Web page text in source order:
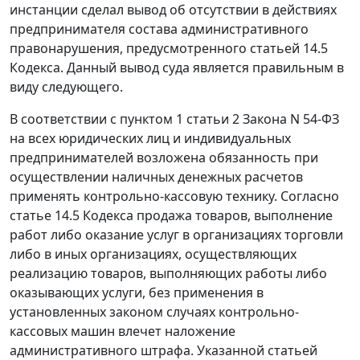
инстанции сделал вывод об отсутствии в действиях
предпринимателя состава административного
правонарушения, предусмотренного статьей 14.5
Кодекса. Данный вывод суда является правильным в
виду следующего.
В соответствии с пунктом 1 статьи 2Закона N 54-ФЗ
на всех юридических лиц и индивидуальных
предпринимателей возложена обязанность при
осуществлении наличных денежных расчетов
применять контрольно-кассовую технику. Согласно
статье 14.5 Кодекса продажа товаров, выполнение
работ либо оказание услуг в организациях торговли
либо в иных организациях, осуществляющих
реализацию товаров, выполняющих работы либо
оказывающих услуги, без применения в
установленных законом случаях контрольно-
кассовых машин влечет наложение
административного штрафа. Указанной статьей